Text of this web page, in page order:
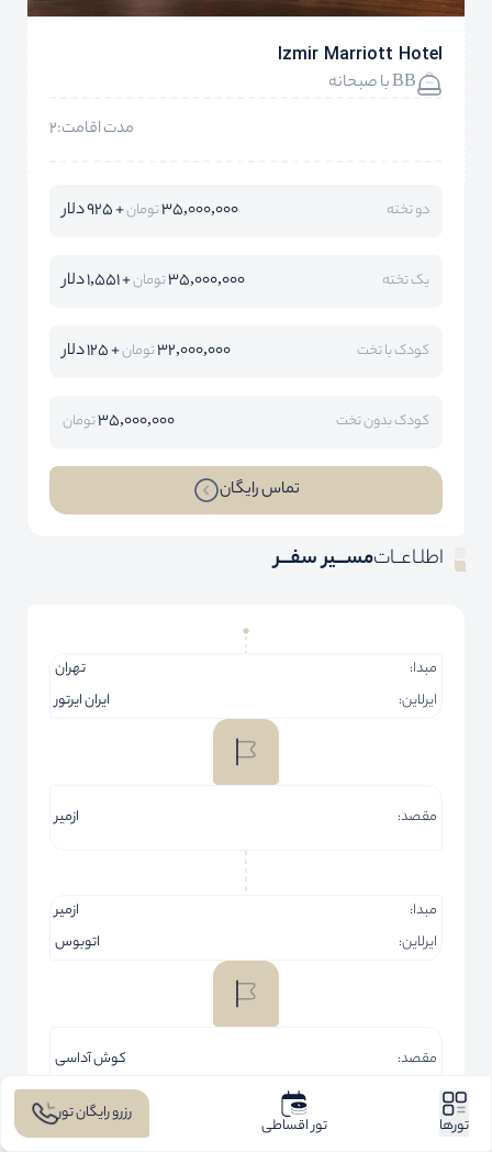
Izmir Marriott Hotel
BB با صبحانه
مدت اقامت:2
دو تخته 35,000,000تومان+ 925 دلار
یک تخته 35,000,000تومان+ 1,551 دلار
کودک با تخت 32,000,000تومان+ 125 دلار
کودک بدون تخت 35,000,000تومان
تماس رایگان
اطلـاعــاتمســـیر سفـــر
مبدا:
تهران
ایرلاین:
ایران ایرتور
مقصد: ازمیر
مبدا:
ازمیر
ایرلاین:
اتوبوس
مقصد: کوش آداسی
تورها تور اقساطی
رزرو رایگان تور